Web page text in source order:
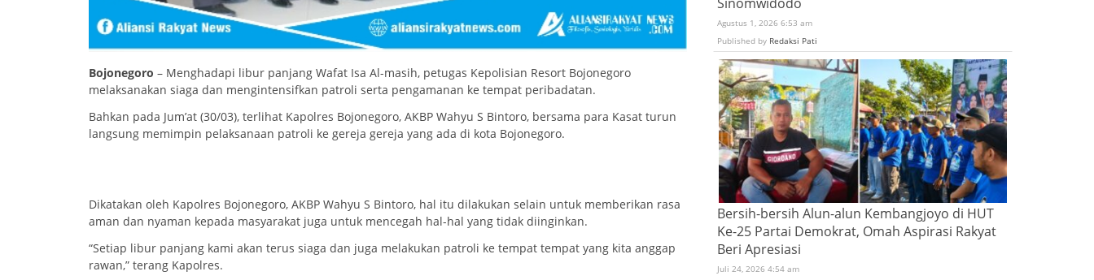
Bojonegoro – Menghadapi libur panjang Wafat Isa Al-masih, petugas Kepolisian Resort Bojonegoro
melaksanakan siaga dan mengintensifkan patroli serta pengamanan ke tempat peribadatan.
Bahkan pada Jum’at (30/03), terlihat Kapolres Bojonegoro, AKBP Wahyu S Bintoro, bersama para Kasat turun
langsung memimpin pelaksanaan patroli ke gereja gereja yang ada di kota Bojonegoro.
Dikatakan oleh Kapolres Bojonegoro, AKBP Wahyu S Bintoro, hal itu dilakukan selain untuk memberikan rasa
aman dan nyaman kepada masyarakat juga untuk mencegah hal-hal yang tidak diinginkan.
“Setiap libur panjang kami akan terus siaga dan juga melakukan patroli ke tempat tempat yang kita anggap
rawan,” terang Kapolres.
Agustus 1, 2026 6:53 am
Published by Redaksi Pati
Bersih-bersih Alun-alun Kembangjoyo di HUT
Ke-25 Partai Demokrat, Omah Aspirasi Rakyat
Beri Apresiasi
Juli 24, 2026 4:54 am